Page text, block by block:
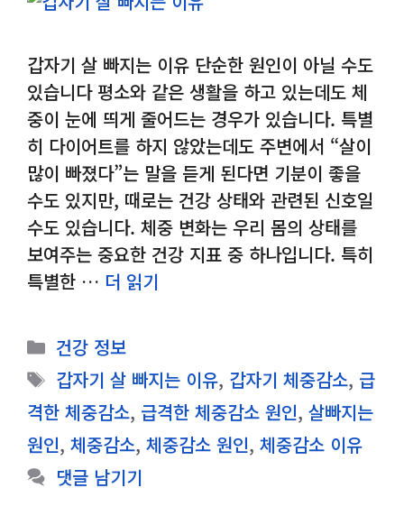
갑자기 살 빠지는 이유 단순한 원인이 아닐 수도
있습니다 평소와 같은 생활을 하고 있는데도 체
중이 눈에 띄게 줄어드는 경우가 있습니다. 특별
히 다이어트를 하지 않았는데도 주변에서 “살이
많이 빠졌다”는 말을 듣게 된다면 기분이 좋을
수도 있지만, 때로는 건강 상태와 관련된 신호일
수도 있습니다. 체중 변화는 우리 몸의 상태를
보여주는 중요한 건강 지표 중 하나입니다. 특히
특별한 … 더 읽기
카
테
고
리
건강 정보
태
그
갑자기 살 빠지는 이유, 갑자기 체중감소, 급
격한 체중감소, 급격한 체중감소 원인, 살빠지는
원인, 체중감소, 체중감소 원인, 체중감소 이유
댓글 남기기